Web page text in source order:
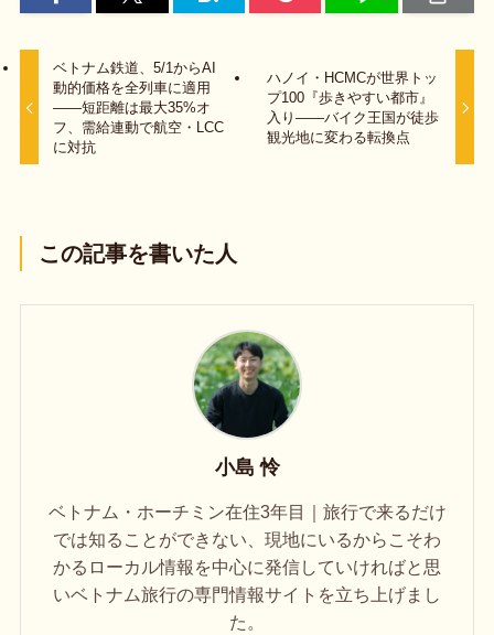
ベトナム鉄道、5/1からAI
動的価格を全列車に適用
——短距離は最大35%オ
フ、需給連動で航空・LCC
に対抗
ハノイ・HCMCが世界トッ
プ100『歩きやすい都市』
入り——バイク王国が徒歩
観光地に変わる転換点
この記事を書いた人
小島 怜
ベトナム・ホーチミン在住3年目｜旅行で来るだけ
では知ることができない、現地にいるからこそわ
かるローカル情報を中心に発信していければと思
いベトナム旅行の専門情報サイトを立ち上げまし
た。